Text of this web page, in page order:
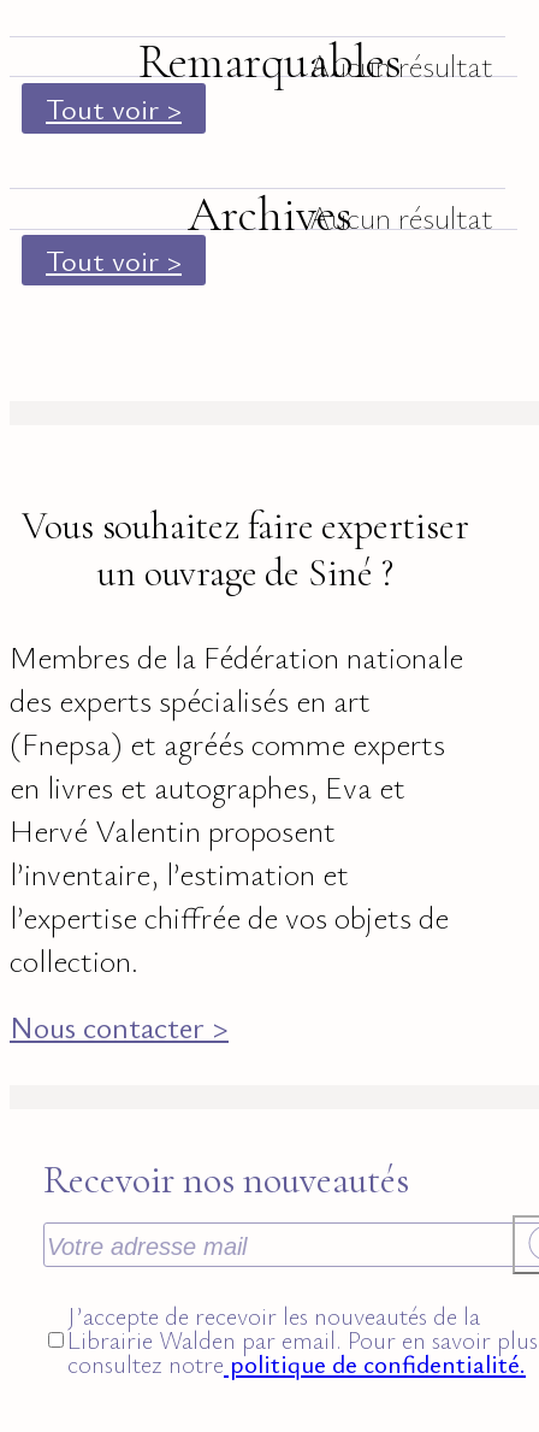
RemarquablesAucun résultat
Tout voir >
ArchivesAucun résultat
Tout voir >
Vous souhaitez faire expertiser
un ouvrage de Siné ?
Membres de la Fédération nationale
des experts spécialisés en art
(Fnepsa) et agréés comme experts
en livres et autographes, Eva et
Hervé Valentin proposent
l’inventaire, l’estimation et
l’expertise chiffrée de vos objets de
collection.
Nous contacter >
Recevoir nos nouveautés
J’accepte de recevoir les nouveautés de la
Librairie Walden par email. Pour en savoir
consultez notre politique de confidentialité.